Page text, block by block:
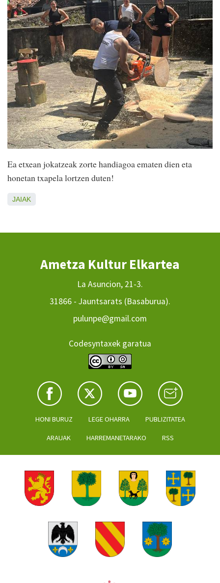
Ea etxean jokatzeak zorte handiagoa ematen dien eta
honetan txapela lortzen duten!
JAIAK
Ametza Kultur Elkartea
La Asuncion, 21-3.
31866 - Jauntsarats (Basaburua).
pulunpe@gmail.com
Codesyntaxek garatua
HONI BURUZ LEGE OHARRA PUBLIZITATEA
ARAUAK HARREMANETARAKO RSS